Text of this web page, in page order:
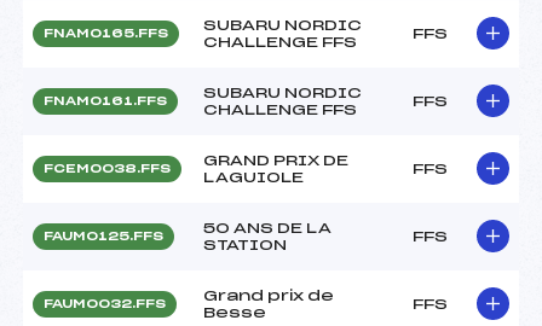
FNAM0165.FFS
SUBARU NORDIC
CHALLENGE FFS
FFS
FNAM0161.FFS
SUBARU NORDIC
CHALLENGE FFS
FFS
FCEM0038.FFS
GRAND PRIX DE
LAGUIOLE
FFS
FAUM0125.FFS
50 ANS DE LA
STATION
FFS
FAUM0032.FFS
Grand prix de
Besse
FFS